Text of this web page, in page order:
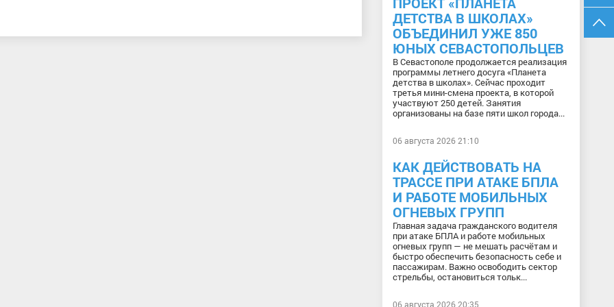
ДЕТСТВА В ШКОЛАХ»
ОБЪЕДИНИЛ УЖЕ 850
ЮНЫХ СЕВАСТОПОЛЬЦЕВ
В Севастополе продолжается реализация
программы летнего досуга «Планета
детства в школах». Сейчас проходит
третья мини-смена проекта, в которой
участвуют 250 детей. Занятия
организованы на базе пяти школ города...
06 августа 2026 21:10
КАК ДЕЙСТВОВАТЬ НА
ТРАССЕ ПРИ АТАКЕ БПЛА
И РАБОТЕ МОБИЛЬНЫХ
ОГНЕВЫХ ГРУПП
Главная задача гражданского водителя
при атаке БПЛА и работе мобильных
огневых групп — не мешать расчётам и
быстро обеспечить безопасность себе и
пассажирам. Важно освободить сектор
стрельбы, остановиться тольк...
06 августа 2026 20:35